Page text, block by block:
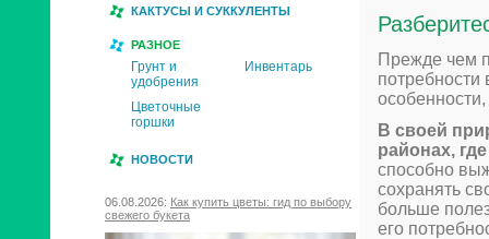
КАКТУСЫ И СУККУЛЕНТЫ
РАЗНОЕ
Грунт и
удобрения
Инвентарь
Цветочные
горшки
НОВОСТИ
06.08.2026: Как купить цветы: гид по выбору
свежего букета
Прежде чем
потребности
В своей
районах,
способно
сохранять
больше
его